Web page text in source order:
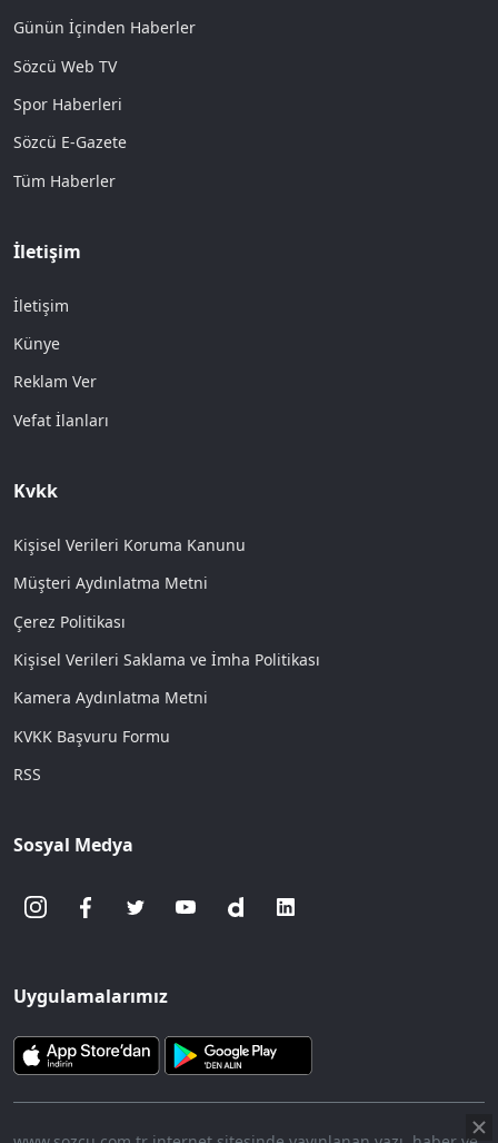
Günün İçinden Haberler
Sözcü Web TV
Spor Haberleri
Sözcü E-Gazete
Tüm Haberler
İletişim
İletişim
Künye
Reklam Ver
Vefat İlanları
Kvkk
Kişisel Verileri Koruma Kanunu
Müşteri Aydınlatma Metni
Çerez Politikası
Kişisel Verileri Saklama ve İmha Politikası
Kamera Aydınlatma Metni
KVKK Başvuru Formu
RSS
Sosyal Medya
Uygulamalarımız